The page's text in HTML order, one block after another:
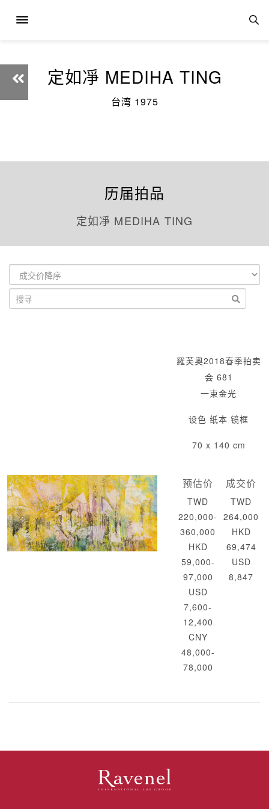
定如凈 MEDIHA TING
台湾 1975
历届拍品
定如凈 MEDIHA TING
羅芙奧2018春季拍卖
会 681
一束金光
设色 纸本 镜框
70 x 140 cm
预估价
TWD
220,000-
360,000
HKD
59,000-
97,000
USD
7,600-
12,400
CNY
48,000-
78,000
成交价
TWD
264,000
HKD
69,474
USD
8,847